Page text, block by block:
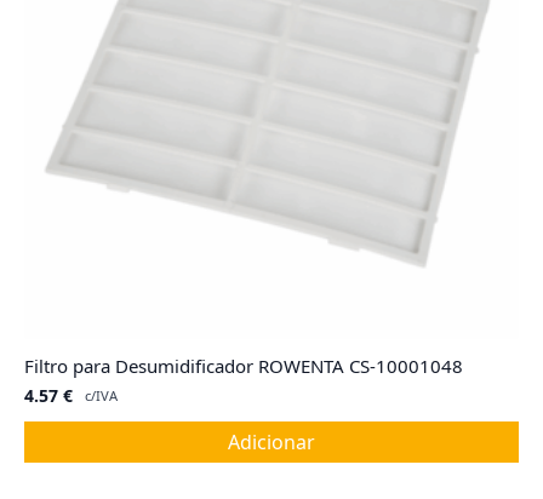
Filtro para Desumidificador ROWENTA CS-10001048
4.57 € c/IVA
Adicionar